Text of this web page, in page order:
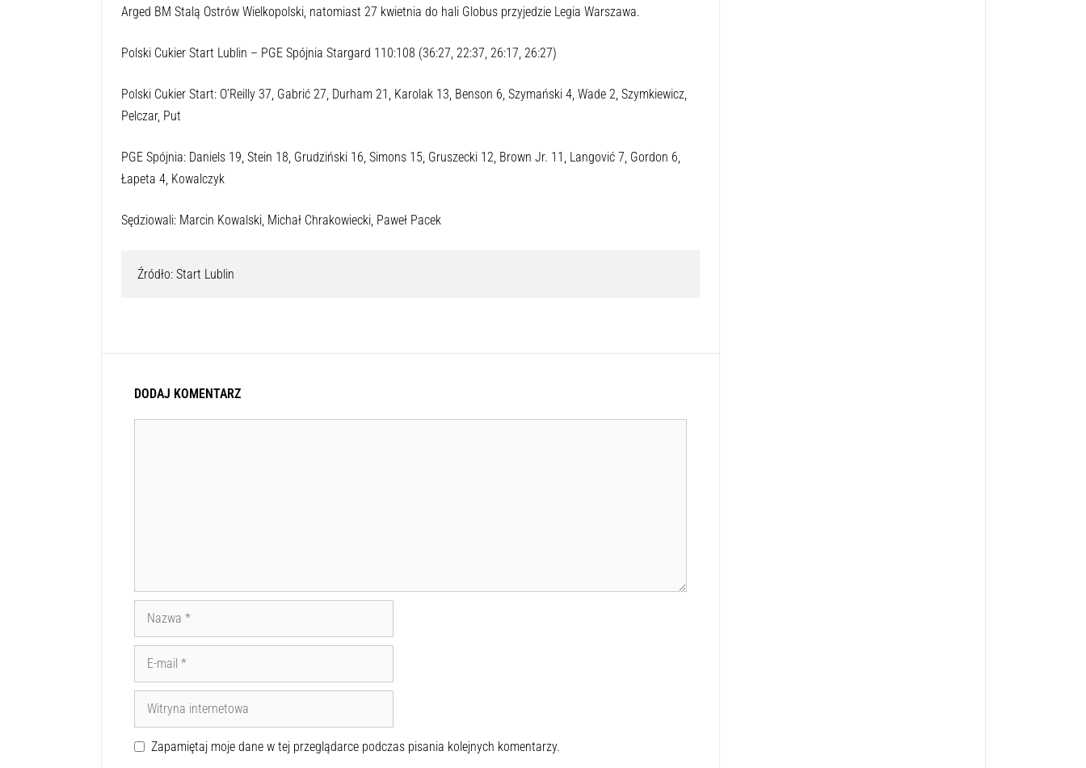
straty z nawiązką, a wynik był sprawą otwartą właściwie do ostatnich sekund. Finalnie zwycięstwo pozostało w
w nadchodzącej fazie play-off.
Do końca sezonu regularnego pozostały dwie kolejki. W najbliższy czwartek lublinianie zagrają na wyjeździe z
Arged BM Stalą Ostrów Wielkopolski, natomiast 27 kwietnia do hali Globus przyjedzie Legia Warszawa.
Polski Cukier Start Lublin – PGE Spójnia Stargard 110:108 (36:27, 22:37, 26:17, 26:27)
Pelczar, Put
PGE Spójnia: Daniels 19, Stein 18, Grudziński 16, Simons 15, Gruszecki 12, Brown Jr. 11, Langović 7, Gordon 6,